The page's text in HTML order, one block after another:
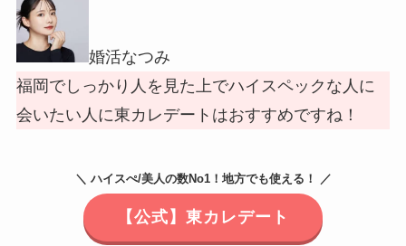
婚活なつみ
福岡でしっかり人を見た上でハイスペックな人に
会いたい人に東カレデートはおすすめですね！
＼ ハイスぺ/美人の数No1！地方でも使える！ ／
【公式】東カレデート